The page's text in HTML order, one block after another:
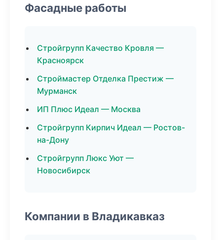
Фасадные работы
Стройгрупп Качество Кровля —
Красноярск
Строймастер Отделка Престиж —
Мурманск
ИП Плюс Идеал — Москва
Стройгрупп Кирпич Идеал — Ростов-
на-Дону
Стройгрупп Люкс Уют —
Новосибирск
Компании в Владикавказ